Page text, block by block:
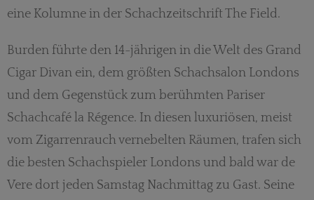
eine Kolumne in der Schachzeitschrift The Field.
Burden führte den 14-jährigen in die Welt des Grand
Cigar Divan ein, dem größten Schachsalon Londons
und dem Gegenstück zum berühmten Pariser
Schachcafé la Régence. In diesen luxuriösen, meist
vom Zigarrenrauch vernebelten Räumen, trafen sich
die besten Schachspieler Londons und bald war de
Vere dort jeden Samstag Nachmittag zu Gast. Seine